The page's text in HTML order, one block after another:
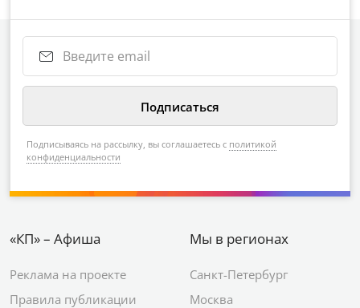
Подписываясь на рассылку, вы соглашаетесь с политикой
конфиденциальности
«КП» – Афиша
Реклама на проекте
Правила публикации
Мы в регионах
Санкт-Петербург
Москва